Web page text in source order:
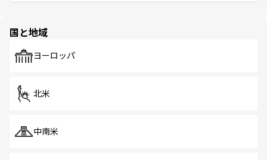
で、ホーカーズは地元の風情を楽しめる外せないスポット
国と地域
ヨーロッパ
北米
中南米